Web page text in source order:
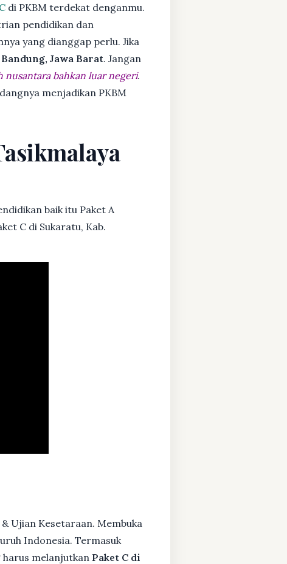
di PKBM terdekat denganmu.
pendidikan dan
yang dianggap perlu. Jika
Jawa Barat. Jangan
bahkan luar negeri.
menjadikan PKBM
baik itu Paket A
C di Sukaratu, Kab.
Ujian Kesetaraan. Membuka
Indonesia. Termasuk
harus melanjutkan Paket C di